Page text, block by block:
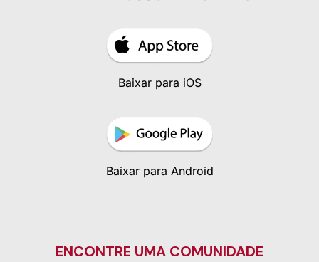
Baixar para iOS
Baixar para Android
ENCONTRE UMA COMUNIDADE